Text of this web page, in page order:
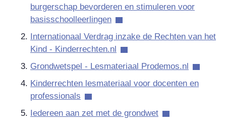
burgerschap bevorderen en stimuleren voor
basisschoolleerlingen
Internationaal Verdrag inzake de Rechten van het
Kind - Kinderrechten.nl
Grondwetspel - Lesmateriaal Prodemos.nl
Kinderrechten lesmateriaal voor docenten en
professionals
Iedereen aan zet met de grondwet